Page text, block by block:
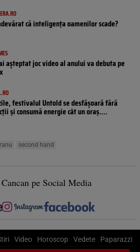
că inteligența oamenilor scade?
așteptat joc video al anului va debuta pe
festivalul Untold se desfășoară fără
și consumă energie cât un oraș....
second hand
pe Social Media
Video Horoscop Vedete Paparazzi